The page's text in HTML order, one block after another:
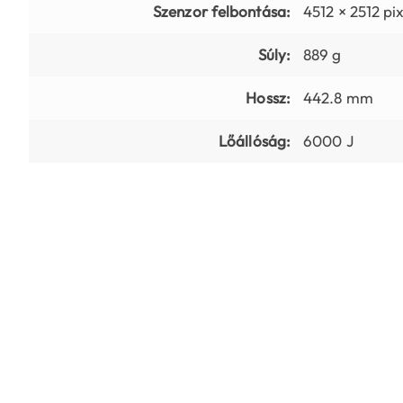
Szenzor felbontása: 4512 × 2512
Súly: 889 g
Hossz: 442.8 mm
Lőállóság: 6000 J